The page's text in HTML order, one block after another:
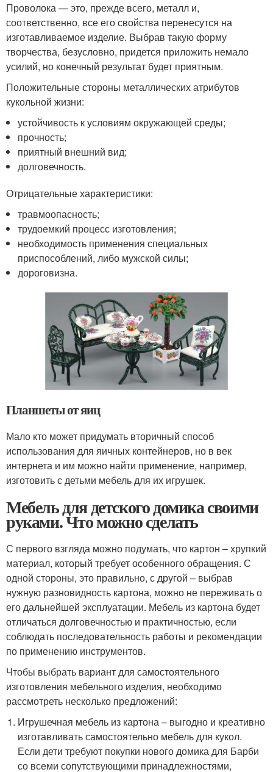
Проволока — это, прежде всего, металл и,
соответственно, все его свойства перенесутся на
изготавливаемое изделие. Выбрав такую форму
творчества, безусловно, придется приложить немало
усилий, но конечный результат будет приятным.
Положительные стороны металлических атрибутов
кукольной жизни:
устойчивость к условиям окружающей среды;
прочность;
приятный внешний вид;
долговечность.
Отрицательные характеристики:
травмоопасность;
трудоемкий процесс изготовления;
необходимость применения специальных
приспособлений, либо мужской силы;
дороговизна.
Планшеты от яиц
Мало кто может придумать вторичный способ
использования для яичных контейнеров, но в век
интернета и им можно найти применение, например,
изготовить с детьми мебель для их игрушек.
Мебель для детского домика своими
руками. Что можно сделать
С первого взгляда можно подумать, что картон – хрупкий
материал, который требует особенного обращения. С
одной стороны, это правильно, с другой – выбрав
нужную разновидность картона, можно не переживать о
его дальнейшей эксплуатации. Мебель из картона будет
отличаться долговечностью и практичностью, если
соблюдать последовательность работы и рекомендации
по применению инструментов.
Чтобы выбрать вариант для самостоятельного
изготовления мебельного изделия, необходимо
рассмотреть несколько предложений:
Игрушечная мебель из картона – выгодно и креативно
изготавливать самостоятельно мебель для кукол.
Если дети требуют покупки нового домика для Барби
со всеми сопутствующими принадлежностями,